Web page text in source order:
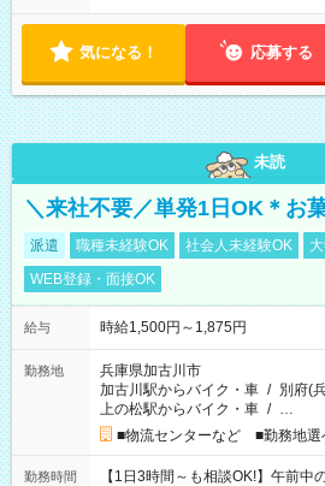
気になる！ 応募する
未読
＼来社不要／単発1日OK＊お
派遣 職種未経験OK 社会人未経験OK
WEB登録・面接OK
給与 時給1,500円～1,875円
勤務地
兵庫県加古川市
加古川駅からバイク・車 / 別府(
上の松駅からバイク・車 / …
■物流センターなど ■勤務地選
勤務時間
【1日3時間～も相談OK!】午前中